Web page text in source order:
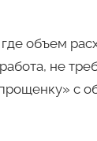
объем
не
с